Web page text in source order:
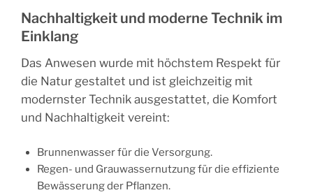
Nachhaltigkeit und moderne Technik im
Einklang
Das Anwesen wurde mit höchstem Respekt für
die Natur gestaltet und ist gleichzeitig mit
modernster Technik ausgestattet, die Komfort
und Nachhaltigkeit vereint:
Brunnenwasserfür die Versorgung.
Regen- und Grauwassernutzungfür die effiziente
Bewässerung der Pflanzen.